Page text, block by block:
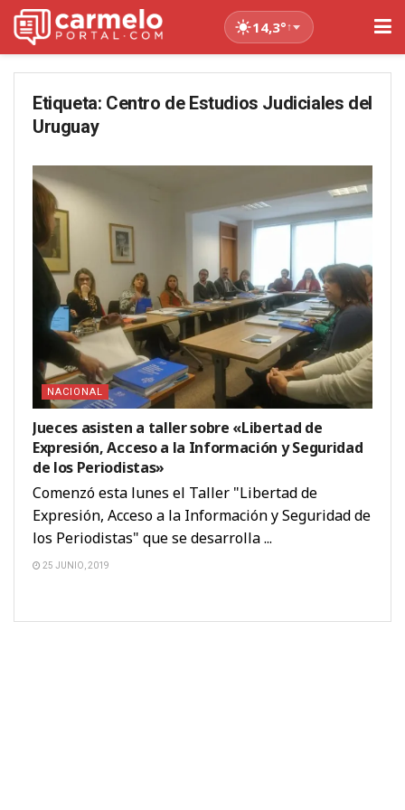
14,3°↑
Etiqueta: Centro de Estudios Judiciales del
Uruguay
NACIONAL
Jueces asisten a taller sobre «Libertad de
Expresión, Acceso a la Información y Seguridad
de los Periodistas»
Comenzó esta lunes el Taller "Libertad de
Expresión, Acceso a la Información y Seguridad de
los Periodistas" que se desarrolla ...
25 JUNIO, 2019